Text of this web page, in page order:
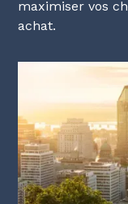
maximiser vos
achat.